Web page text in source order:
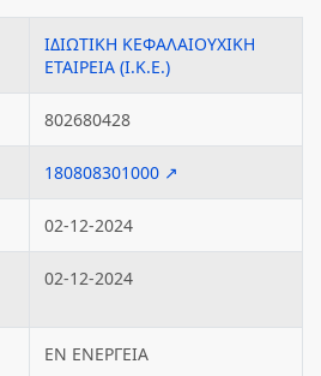
ΙΔΙΩΤΙΚΗ ΚΕΦΑΛΑΙΟΥΧΙΚΗ
ΕΤΑΙΡΕΙΑ (Ι.Κ.Ε.)
802680428
180808301000 ↗
02-12-2024
02-12-2024
ΕΝ ΕΝΕΡΓΕΙΑ